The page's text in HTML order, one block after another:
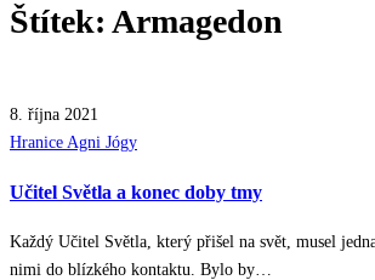
Štítek: Armagedon
8. října 2021
Posted
Hranice Agni Jógy
Učitel Světla a konec doby tmy
Každý Učitel Světla, který přišel na svět, musel
nimi do blízkého kontaktu. Bylo by…